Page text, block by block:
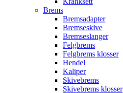
Brems
Bremsadapter
Bremseskive
Bremseslanger
Felgbrems
Felgbrems klosser
Hendel
Kaliper
Skivebrems
Skivebrems klosser